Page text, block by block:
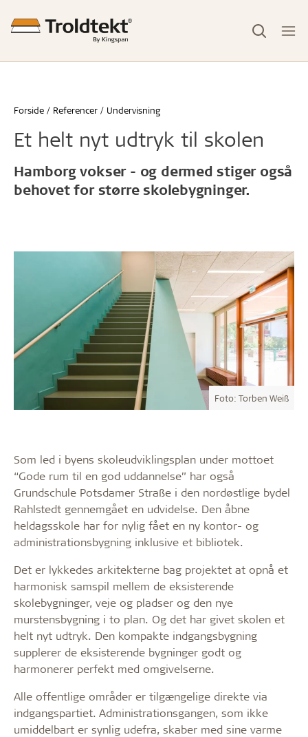
Forside Referencer Undervisning
Et helt nyt udtryk til skolen
Hamborg vokser - og dermed stiger også
behovet for større skolebygninger.
Foto: Torben Weiß
Som led i byens skoleudviklingsplan under mottoet
“Gode rum til en god uddannelse” har også
Grundschule Potsdamer Straße i den nordøstlige bydel
Rahlstedt gennemgået en udvidelse. Den åbne
heldagsskole har for nylig fået en ny kontor- og
administrationsbygning inklusive et bibliotek.
Det er lykkedes arkitekterne bag projektet at opnå et
harmonisk samspil mellem de eksisterende
skolebygninger, veje og pladser og den nye
murstensbygning i to plan. Og det har givet skolen et
helt nyt udtryk. Den kompakte indgangsbygning
supplerer de eksisterende bygninger godt og
harmonerer perfekt med omgivelserne.
Alle offentlige områder er tilgængelige direkte via
indgangspartiet. Administrationsgangen, som ikke
umiddelbart er synlig udefra, skaber med sine varme